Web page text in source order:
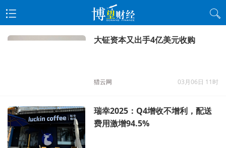
大钲资本又出手4亿美元收购
猎云网 03月06日 11时
瑞幸2025：Q4增收不增利，配送
费用激增94.5%